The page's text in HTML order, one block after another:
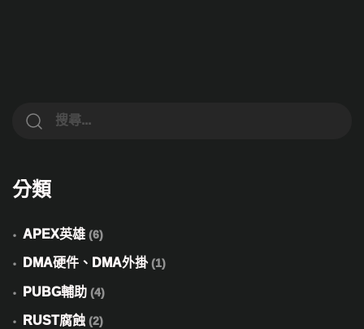
分類
APEX英雄 (6)
DMA硬件、DMA外掛(1)
PUBG輔助 (4)
RUST腐蝕 (2)